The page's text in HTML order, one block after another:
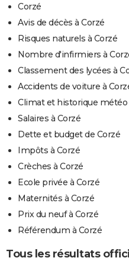
Corzé
Avis de décès à Corzé
Risques naturels à Corzé
Nombre d'infirmiers à
Classement des lycées à
Accidents de voiture à
Climat et historique météo
Salaires à Corzé
Dette et budget de Corzé
Impôts à Corzé
Crèches à Corzé
Ecole privée à Corzé
Maternités à Corzé
Prix du neuf à Corzé
Référendum à Corzé
Tous les résultats